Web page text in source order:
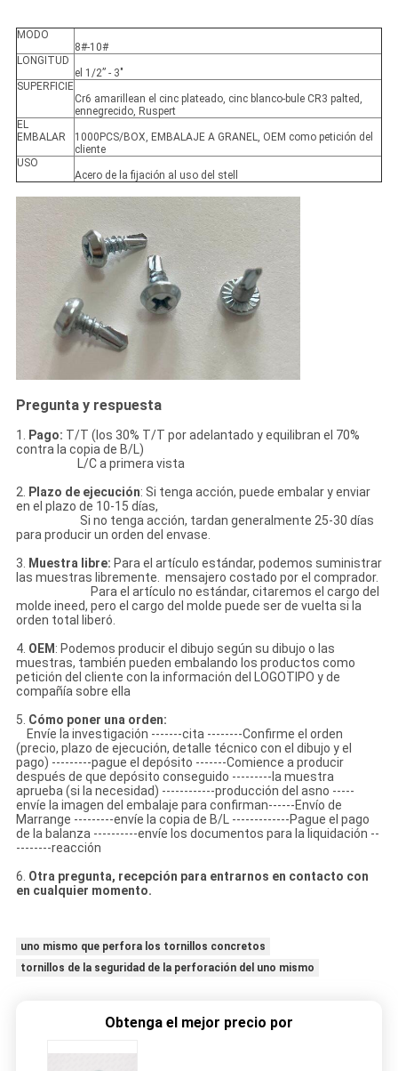
MODO
8#-10#
LONGITUD
el 1/2” - 3"
SUPERFICIE
Cr6 amarillean el cinc plateado, cinc blanco-bule CR3 palted,
ennegrecido, Ruspert
EL
EMBALAR
1000PCS/BOX, EMBALAJE A GRANEL, OEM como petición del
cliente
USO
Acero de la fijación al uso del stell
Pregunta y respuesta
1. Pago: T/T (los 30% T/T por adelantado y equilibran el 70%
contra la copia de B/L)
L/C a primera vista
2.
Plazo de ejecución: Si tenga acción, puede embalar y enviar
en el plazo de 10-15 días,
Si no tenga acción, tardan generalmente 25-30 días
para producir un orden del envase.
3.
Muestra libre: Para el artículo estándar, podemos suministrar
las muestras libremente. mensajero costado por el comprador.
Para el artículo no estándar, citaremos el cargo del
molde ineed, pero el cargo del molde puede ser de vuelta si la
orden total liberó.
4. OEM : Podemos producir el dibujo según su dibujo o las
muestras, también pueden embalando los productos como
petición del cliente con la información del LOGOTIPO y de
compañía sobre ella
5. Cómo poner una orden:
Envíe la investigación -------cita --------Confirme el orden
(precio, plazo de ejecución, detalle técnico con el dibujo y el
pago) ---------pague el depósito -------Comience a producir
después de que depósito conseguido ---------la muestra
aprueba (si la necesidad) ------------producción del asno -----
envíe la imagen del embalaje para confirman------Envío de
Marrange ---------envíe la copia de B/L -------------Pague el pago
de la balanza ----------envíe los documentos para la liquidación --
--------reacción
6. Otra pregunta, recepción para entrarnos en contacto con
en cualquier momento.
uno mismo que perfora los tornillos concretos
tornillos de la seguridad de la perforación del uno mismo
Obtenga el mejor precio por